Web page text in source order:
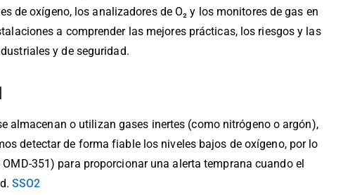
oxígeno, los analizadores de O₂ y los monitores de gas en
a comprender las mejores prácticas, los riesgos y las
y de seguridad.
almacenan o utilizan gases inertes (como nitrógeno o argón),
detectar de forma fiable los niveles bajos de oxígeno, por lo
351) para proporcionar una alerta temprana cuando el
SSO2